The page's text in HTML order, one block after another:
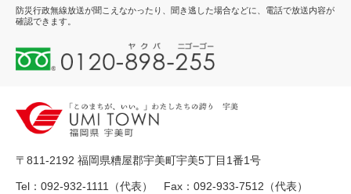
防災行政無線放送が聞こえなかったり、聞き逃した場合などに、電話で放送内容が
確認できます。
0
1
-
8
-
〒811-2192 福岡県糟屋郡宇美町宇美5丁目1番1号
Tel：092-932-1111（代表） Fax：092-933-7512（代表）